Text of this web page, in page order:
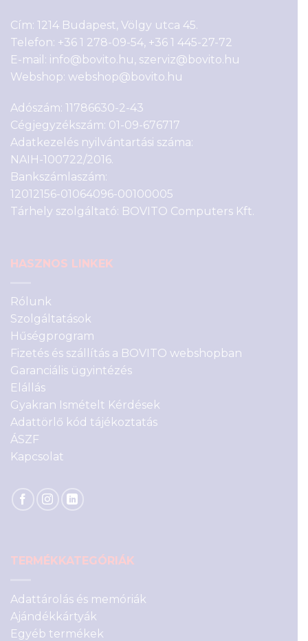
Cím: 1214 Budapest, Völgy utca 45.
Telefon: +36 1 278-09-54, +36 1 445-27-72
E-mail: info@bovito.hu, szerviz@bovito.hu
Webshop: webshop@bovito.hu
Adószám: 11786630-2-43
Cégjegyzékszám: 01-09-676717
Adatkezelés nyilvántartási száma:
NAIH-100722/2016.
Bankszámlaszám:
12012156-01064096-00100005
Tárhely szolgáltató: BOVITO Computers Kft.
HASZNOS LINKEK
Rólunk
Szolgáltatások
Hűségprogram
Fizetés és szállítás a BOVITO webshopban
Garanciális ügyintézés
Elállás
Gyakran Ismételt Kérdések
Adattörlő kód tájékoztatás
ÁSZF
Kapcsolat
TERMÉKKATEGÓRIÁK
Adattárolás és memóriák
Ajándékkártyák
Egyéb termékek